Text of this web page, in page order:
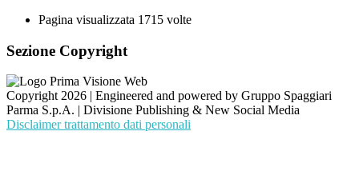
Pagina visualizzata 1715 volte
Sezione Copyright
Copyright 2026 | Engineered and powered by Gruppo Spaggiari
Parma S.p.A. | Divisione Publishing & New Social Media
Disclaimer trattamento dati personali